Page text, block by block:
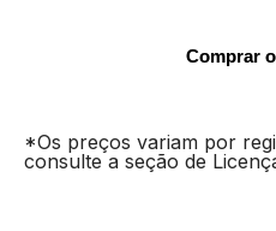
Comprar
*Os preços variam por
consulte a seção de